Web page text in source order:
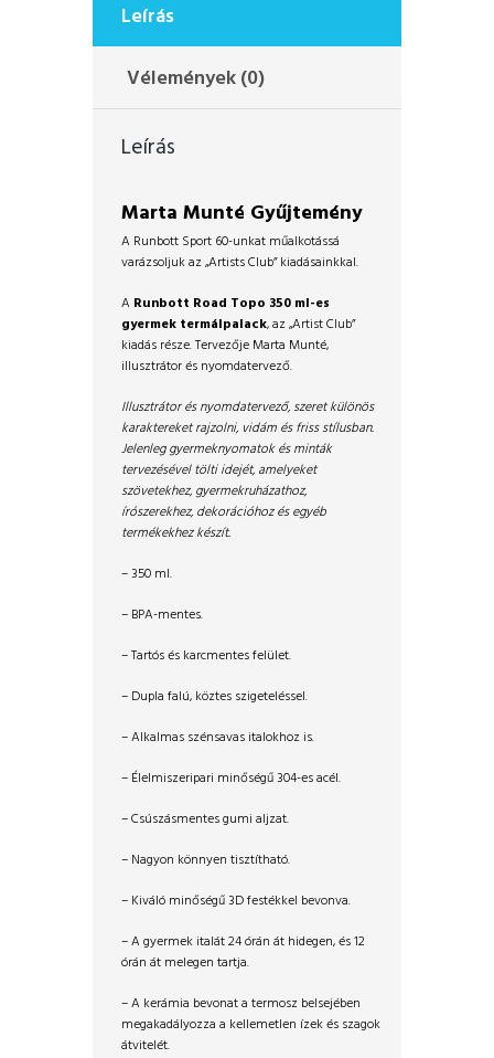
Leírás
Vélemények (0)
Leírás
Marta Munté Gyűjtemény
A Runbott Sport 60-unkat műalkotássá
varázsoljuk az „Artists Club” kiadásainkkal.
A Runbott Road Topo 350 ml-es
gyermek termálpalack, az „Artist Club”
kiadás része. Tervezője Marta Munté,
illusztrátor és nyomdatervező.
Illusztrátor és nyomdatervező, szeret különös
karaktereket rajzolni, vidám és friss stílusban.
Jelenleg gyermeknyomatok és minták
tervezésével tölti idejét, amelyeket
szövetekhez, gyermekruházathoz,
írószerekhez, dekorációhoz és egyéb
termékekhez készít.
– 350 ml.
– BPA-mentes.
– Tartós és karcmentes felület.
– Dupla falú, köztes szigeteléssel.
– Alkalmas szénsavas italokhoz is.
– Élelmiszeripari minőségű 304-es acél.
– Csúszásmentes gumi aljzat.
– Nagyon könnyen tisztítható.
– Kiváló minőségű 3D festékkel bevonva.
– A gyermek italát 24 órán át hidegen, és 12
órán át melegen tartja.
– A kerámia bevonat a termosz belsejében
megakadályozza a kellemetlen ízek és szagok
átvitelét.